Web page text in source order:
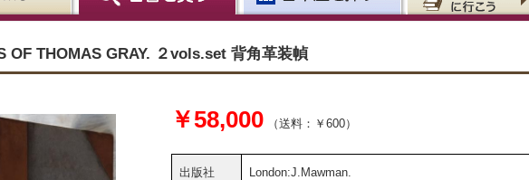
OF THOMAS GRAY. ２vols.set 背角革装幀
￥58,000 （送料：￥600）
出版社 London:J.Mawman.